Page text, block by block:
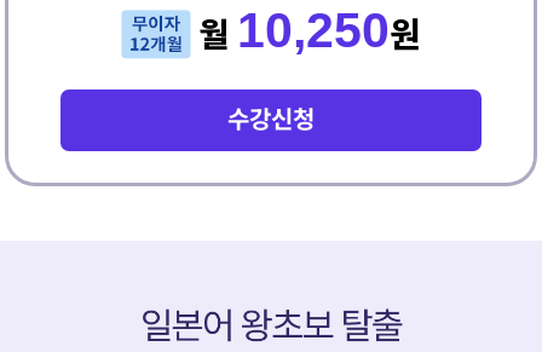
월 10,250원
수강신청